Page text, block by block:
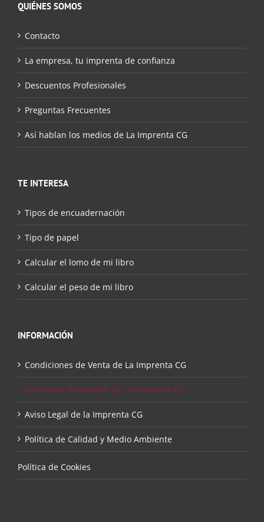
QUIÉNES SOMOS
Contacto
La empresa, tu imprenta de confianza
Descuentos Profesionales
Preguntas Frecuentes
Así hablan los medios de La Imprenta CG
TE INTERESA
Tipos de encuadernación
Tipo de papel
Calcular el lomo de mi libro
Calcular el peso de mi libro
INFORMACIÓN
Condiciones de Venta de La Imprenta CG
Política de Privacidad de La Imprenta CG
Aviso Legal de la Imprenta CG
Política de Calidad y Medio Ambiente
Política de Cookies